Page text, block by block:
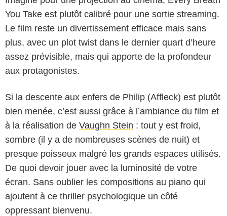
You Take est plutôt calibré pour une sortie streaming.
Le film reste un divertissement efficace mais sans
plus, avec un plot twist dans le dernier quart d’heure
assez prévisible, mais qui apporte de la profondeur
aux protagonistes.
Si la descente aux enfers de Philip (Affleck) est plutôt
bien menée, c’est aussi grâce à l’ambiance du film et
à la réalisation de Vaughn Stein : tout y est froid,
sombre (il y a de nombreuses scènes de nuit) et
presque poisseux malgré les grands espaces utilisés.
De quoi devoir jouer avec la luminosité de votre
écran. Sans oublier les compositions au piano qui
ajoutent à ce thriller psychologique un côté
oppressant bienvenu.